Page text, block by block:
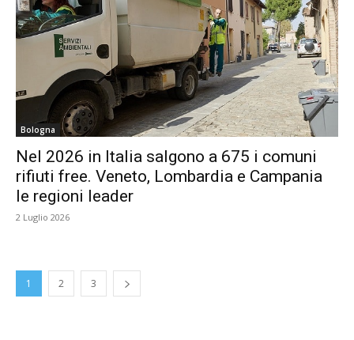
Bologna
Nel 2026 in Italia salgono a 675 i comuni
rifiuti free. Veneto, Lombardia e Campania
le regioni leader
2 Luglio 2026
1 2 3